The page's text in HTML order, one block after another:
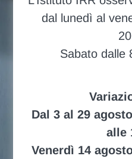
dal lunedì al
Sabato dalle
Dal 3 al 29
alle
Venerdì 14